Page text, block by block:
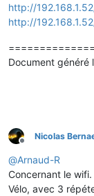
http://
http://
Document généré
Offline
Nicolas
@Arnaud-R
Concernant le
Vélo, avec 3